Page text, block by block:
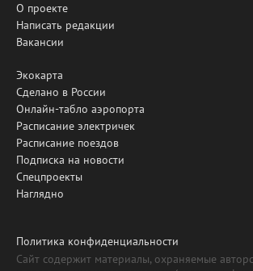
О проекте
Написать редакции
Вакансии
Экокарта
Сделано в России
Онлайн-табло аэропорта
Расписание электричек
Расписание поездов
Подписка на новости
Спецпроекты
Наглядно
Политика конфиденциальности
Сайт содержит материалы, охраняемые